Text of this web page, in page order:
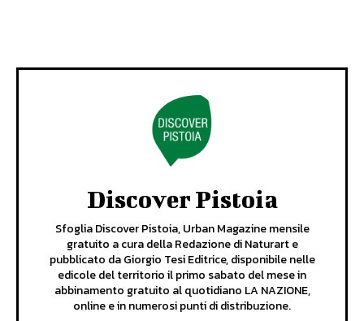
Discover Pistoia
Sfoglia Discover Pistoia, Urban Magazine mensile
gratuito a cura della Redazione di Naturart e
pubblicato da Giorgio Tesi Editrice, disponibile nelle
edicole del territorio il primo sabato del mese in
abbinamento gratuito al quotidiano LA NAZIONE,
online e in numerosi punti di distribuzione.